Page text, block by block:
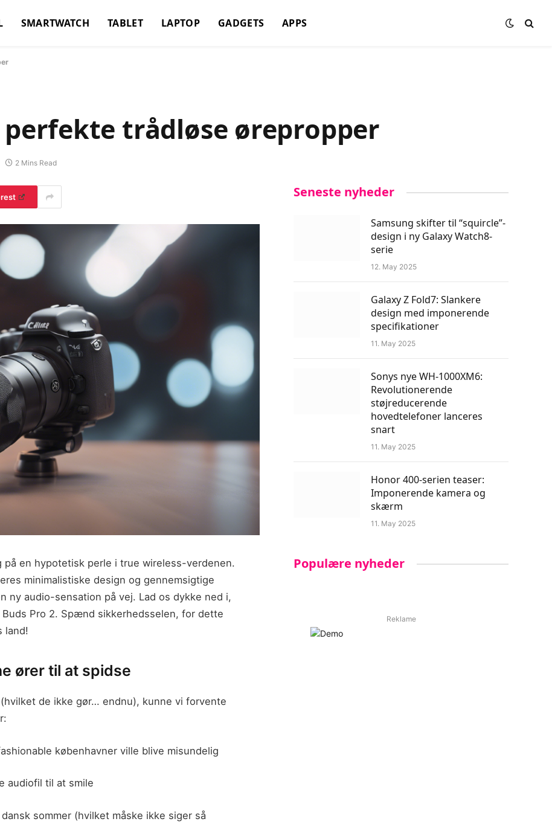
SMARTWATCH TABLET LAPTOP GADGETS APPS
trådløse ørepropper
2 Mins Read
en hypotetisk perle i true wireless-verdenen.
minimalistiske design og gennemsigtige
ny audio-sensation på vej. Lad os dykke ned i,
Pro 2. Spænd sikkerhedsselen, for dette
land!
ører til at spidse
de ikke gør… endnu), kunne vi forvente
københavner ville blive misundelig
audiofil til at smile
sommer (hvilket måske ikke siger så
Seneste nyheder
Samsung skifter til “squircle”-
design i ny Galaxy Watch8-
serie
12. May 2025
Galaxy Z Fold7: Slankere
design med imponerende
specifikationer
11. May 2025
Sonys nye WH-1000XM6:
Revolutionerende
støjreducerende
hovedtelefoner lanceres
snart
11. May 2025
Honor 400-serien teaser:
Imponerende kamera og
skærm
11. May 2025
Populære nyheder
Reklame